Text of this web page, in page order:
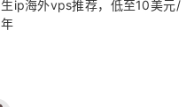
生ip海外vps推荐，低至10美元/
年